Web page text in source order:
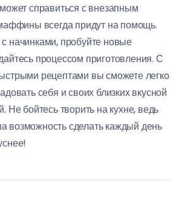
справиться с внезапным
всегда придут на помощь.
начинками, пробуйте новые
процессом приготовления. С
рецептами вы сможете легко
себя и своих близких вкусной
Не бойтесь творить на кухне, ведь
сделать каждый день